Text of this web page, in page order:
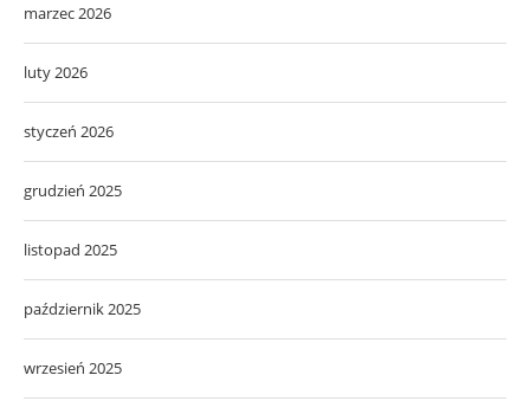
marzec 2026
luty 2026
styczeń 2026
grudzień 2025
listopad 2025
październik 2025
wrzesień 2025